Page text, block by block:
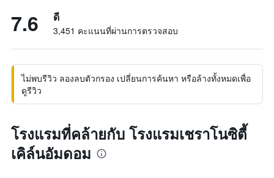
7.6 ดี
3,451 คะแนนที่ผ่านการตรวจสอบ
ไม่พบรีวิว ลองลบตัวกรอง เปลี่ยนการค้นหา หรือล้างทั้งหมดเพื่อ
ดูรีวิว
โรงแรมที่คล้ายกับ โรงแรมเชราโนซิตี้
เคิล์นอัมดอม